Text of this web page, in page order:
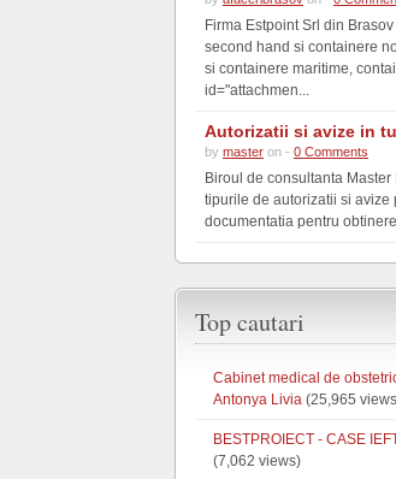
Firma Estpoint Srl din
second hand si containere
si containere maritime,
id="attachmen...
Autorizatii si avize in
by master on - 0 Comments
Biroul de consultanta
tipurile de autorizatii si avize
documentatia pentru
Top cautari
Cabinet medical de
Antonya Livia (25,965
BESTPROIECT - CASE
(7,062 views)